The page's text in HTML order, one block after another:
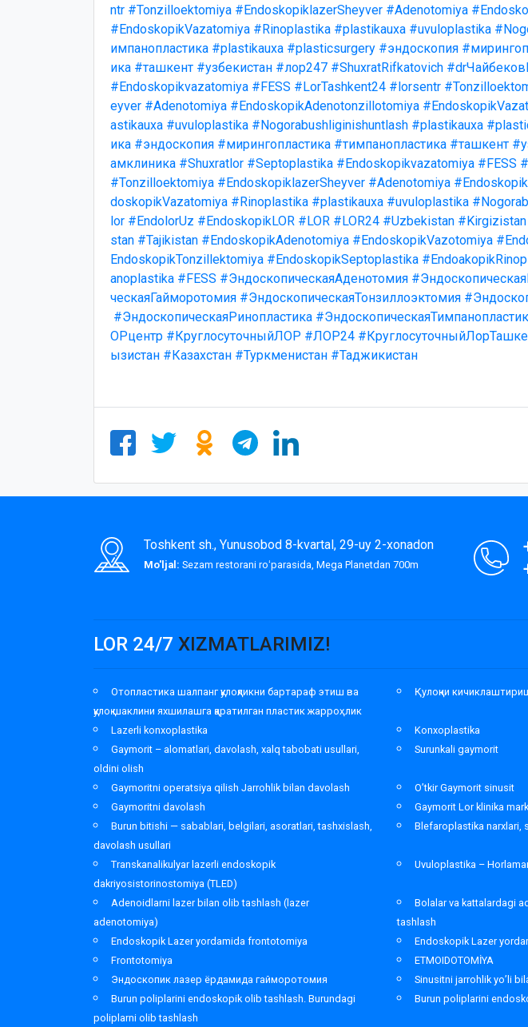
ntr #Tonzilloektomiya #EndoskopiklazerSheyver #Adenotomiya
#EndoskopikVazatomiya #Rinoplastika #plastikauxa #uvuloplastika
импанопластика #plastikauxa #plasticsurgery #эндоскопия
ика #ташкент #узбекистан #лор247 #ShuxratRifkatovich
#Endoskopikvazatomiya #FESS #LorTashkent24 #lorsentr
eyver #Adenotomiya #EndoskopikAdenotonzillotomiya
astikauxa #uvuloplastika #Nogorabushliginishuntlash #plastikauxa
ика #эндоскопия #мирингопластика #тимпанопластика #ташкент
амклиника #Shuxratlor #Septoplastika #Endoskopikvazatomiya #FESS
#Tonzilloektomiya #EndoskopiklazerSheyver #Adenotomiya
doskopikVazatomiya #Rinoplastika #plastikauxa #uvuloplastika
lor #EndolorUz #EndoskopikLOR #LOR #LOR24 #Uzbekistan #Kirgizistan
stan #Tajikistan #EndoskopikAdenotomiya #EndoskopikVazotomiya
EndoskopikTonzillektomiya #EndoskopikSeptoplastika
anoplastika #FESS #ЭндоскопическаяАденотомия
ческаяГайморотомия #ЭндоскопическаяТонзиллоэктомия
#ЭндоскопическаяРинопластика
ОРцентр #КруглосуточныйЛОР #ЛОР24
ызистан #Казахстан #Туркменистан #Таджикистан
Toshkent sh., Yunusobod 8-kvartal, 29-uy 2-xonadon
Mo'ljal: Sezam restorani roʻparasida, Mega Planetdan 700m
LOR 24/7 XIZMATLARIMIZ!
Отопластика шалпанг қулоқликни бартараф этиш ва
қулоқ шаклини яхшилашга қаратилган пластик жарроҳлик
Қулоқни
Lazerli konxoplastika Konxoplastika
Gaymorit – alomatlari, davolash, xalq tabobati usullari,
oldini olish
Surunkali gaymorit
Gaymoritni operatsiya qilish Jarrohlik bilan davolash O’tkir Gaymorit sinusit
Gaymoritni davolash
Gaymorit Lor klinika
Burun bitishi — sabablari, belgilari, asoratlari, tashxislash,
davolash usullari
Blefaroplastika narxlari,
Transkanalikulyar lazerli endoskopik
dakriyosistorinostomiya (TLED)
Uvuloplastika –
Adenoidlarni lazer bilan olib tashlash (lazer
adenotomiya)
Bolalar va kattalardagi
tashlash
Endoskopik Lazer yordamida frontotomiya Endoskopik Lazer
Frontotomiya
ETMOIDOTOMİYA
Эндоскопик лазер ёрдамида гайморотомия
Sinusitni jarrohlik yo’li
Burun poliplarini endoskopik olib tashlash. Burundagi
poliplarni olib tashlash
Burun poliplarini